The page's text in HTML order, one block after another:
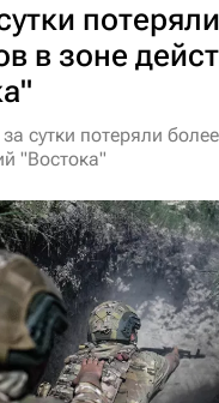
в зоне
сутки потеряли
"Востока"